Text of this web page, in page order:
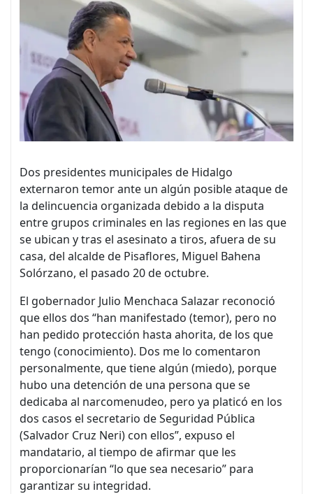
Dos presidentes municipales de Hidalgo
externaron temor ante un algún posible ataque de
la delincuencia organizada debido a la disputa
entre grupos criminales en las regiones en las que
se ubican y tras el asesinato a tiros, afuera de su
casa, del alcalde de Pisaflores, Miguel Bahena
Solórzano, el pasado 20 de octubre.
El gobernador Julio Menchaca Salazar reconoció
que ellos dos “han manifestado (temor), pero no
han pedido protección hasta ahorita, de los que
tengo (conocimiento). Dos me lo comentaron
personalmente, que tiene algún (miedo), porque
hubo una detención de una persona que se
dedicaba al narcomenudeo, pero ya platicó en los
dos casos el secretario de Seguridad Pública
(Salvador Cruz Neri) con ellos”, expuso el
mandatario, al tiempo de afirmar que les
proporcionarían “lo que sea necesario” para
garantizar su integridad.